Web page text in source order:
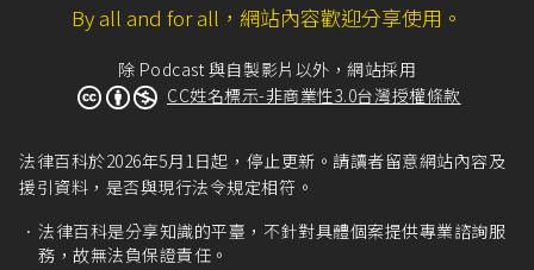
By all and for all，網站內容歡迎分享使用。
除 Podcast 與自製影片以外，網站採用
CC姓名標示-非商業性3.0台灣授權條款
法律百科於2026年5月1日起，停止更新。請讀者留意網站內容及
援引資料，是否與現行法令規定相符。
法律百科是分享知識的平臺，不針對具體個案提供專業諮詢服
務，故無法負保證責任。